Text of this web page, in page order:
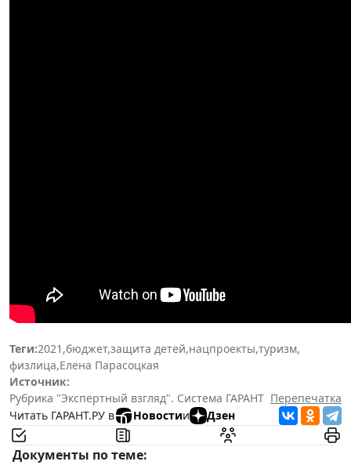
Теги:2021 ,бюджет,защита детей,нацпроекты,туризм,
физлица,Елена Парасоцкая
Источник:
Рубрика "Экспертный взгляд". Система ГАРАНТ Перепечатка
Читать ГАРАНТ.РУ в
Новостии Дзен
Документы по теме: